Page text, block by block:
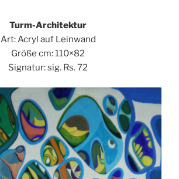
Turm-Architektur
Art: Acryl auf Leinwand
Größe cm: 110×82
Signatur: sig. Rs. 72